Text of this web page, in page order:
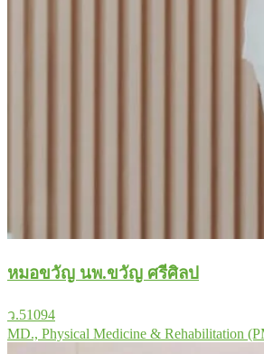
หมอขวัญ นพ.ขวัญ ศรีศิลป
ว.51094
MD., Physical Medicine & Rehabilitation